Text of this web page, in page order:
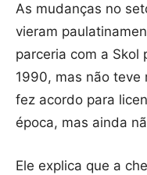
As mudanças no
vieram
parceria com a Skol
1990, mas não teve
fez acordo para
época, mas ainda
Ele explica que a